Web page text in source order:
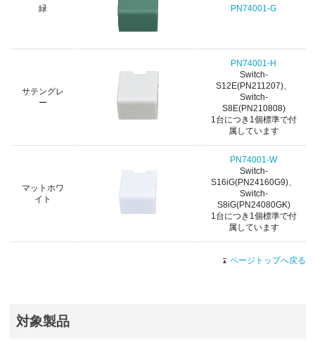
緑 PN74001-G
サテングレ
ー
PN74001-H
Switch-
S12E(PN211207)、
Switch-
S8E(PN210808)
1台につき1個標準で付
属しています
マットホワ
イト
PN74001-W
Switch-
S16iG(PN24160G9)、
Switch-
S8iG(PN24080GK)
1台につき1個標準で付
属しています
ページトップへ戻る
対象製品